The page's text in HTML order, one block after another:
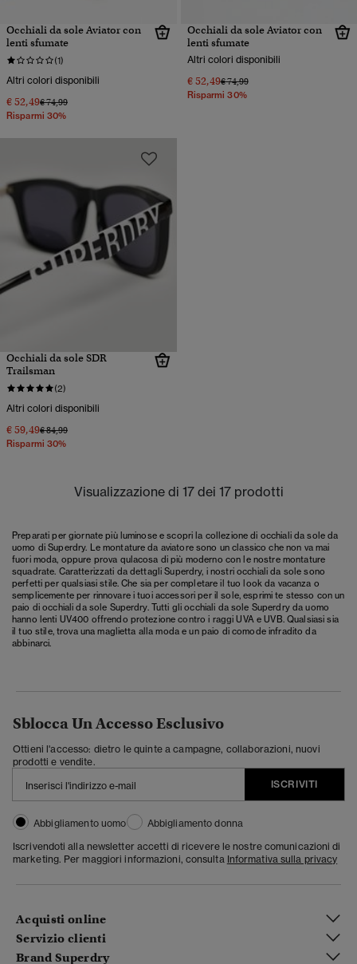
Occhiali da sole Aviator con
lenti sfumate
(1)
Altri colori disponibili
€ 52,49Prezzo ridotto da
€ 74,99a
Risparmi 30%
Occhiali da sole Aviator con
lenti sfumate
Altri colori disponibili
€ 52,49Prezzo ridotto da
€ 74,99a
Risparmi 30%
Occhiali da sole SDR
Trailsman
(2)
Altri colori disponibili
€ 59,49Prezzo ridotto da
€ 84,99a
Risparmi 30%
Visualizzazione di 17 dei 17 prodotti
Preparati per giornate più luminose e scopri la collezione di occhiali da sole da
uomo di Superdry. Le montature da aviatore sono un classico che non va mai
fuori moda, oppure prova qulacosa di più moderno con le nostre montature
squadrate. Caratterizzati da dettagli Superdry, i nostri occhiali da sole sono
perfetti per qualsiasi stile. Che sia per completare il tuo look da vacanza o
semplicemente per rinnovare i tuoi accessori per il sole, esprimi te stesso con un
paio di occhiali da sole Superdry. Tutti gli occhiali da sole Superdry da uomo
hanno lenti UV400 offrendo protezione contro i raggi UVA e UVB. Qualsiasi sia
il tuo stile, trova una maglietta alla moda e un paio di comode infradito da
abbinarci.
Sblocca Un Accesso Esclusivo
Ottieni l'accesso: dietro le quinte a campagne, collaborazioni, nuovi
prodotti e vendite.
ISCRIVITI
Abbigliamento uomo
Abbigliamento donna
Iscrivendoti alla newsletter accetti di ricevere le nostre comunicazioni di
marketing. Per maggiori informazioni, consulta Informativa sulla privacy
Acquisti online
Servizio clienti
Brand Superdry